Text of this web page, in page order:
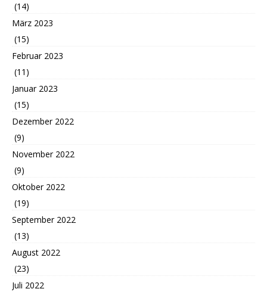
(14)
März 2023
(15)
Februar 2023
(11)
Januar 2023
(15)
Dezember 2022
(9)
November 2022
(9)
Oktober 2022
(19)
September 2022
(13)
August 2022
(23)
Juli 2022